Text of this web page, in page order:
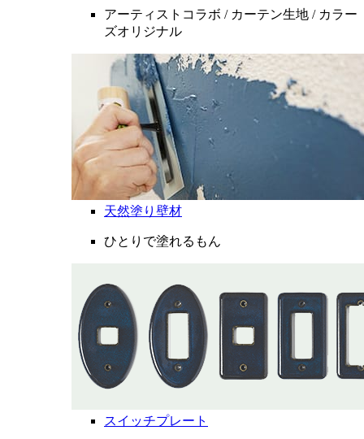
アーティストコラボ / カーテン生地 / カラー
ズオリジナル
天然塗り壁材
ひとりで塗れるもん
スイッチプレート